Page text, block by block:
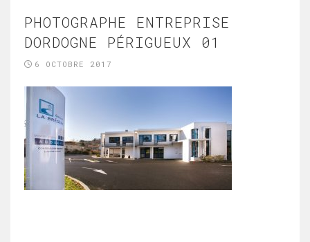
PHOTOGRAPHE ENTREPRISE
DORDOGNE PÉRIGUEUX 01
6 OCTOBRE 2017